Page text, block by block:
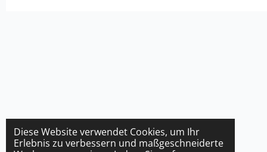
Diese Website verwendet Cookies, um Ihr
Erlebnis zu verbessern und maßgeschneiderte